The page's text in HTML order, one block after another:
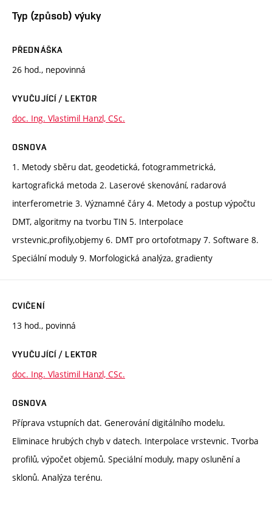
Typ (způsob) výuky
PŘEDNÁŠKA
26 hod., nepovinná
VYUČUJÍCÍ / LEKTOR
doc. Ing. Vlastimil Hanzl, CSc.
OSNOVA
1. Metody sběru dat, geodetická, fotogrammetrická,
kartografická metoda 2. Laserové skenování, radarová
interferometrie 3. Významné čáry 4. Metody a postup výpočtu
DMT, algoritmy na tvorbu TIN 5. Interpolace
vrstevnic,profily,objemy 6. DMT pro ortofotmapy 7. Software 8.
Speciální moduly 9. Morfologická analýza, gradienty
CVIČENÍ
13 hod., povinná
VYUČUJÍCÍ / LEKTOR
doc. Ing. Vlastimil Hanzl, CSc.
OSNOVA
Příprava vstupních dat. Generování digitálního modelu.
Eliminace hrubých chyb v datech. Interpolace vrstevnic. Tvorba
profilů, výpočet objemů. Speciální moduly, mapy oslunění a
sklonů. Analýza terénu.